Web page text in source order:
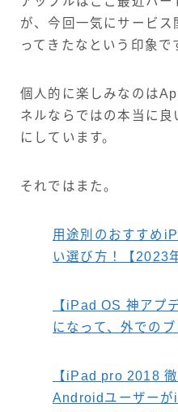
が、今回一気にサービス
ってきたなという印象で
個人的に楽しみなのは
ネルならではの本当に
にしています。
それではまた。
用途別のおすすめ
い選び方！【2023
【iPad OS 神アプ
になって、外でのブ
【iPad pro 2018 徹
Androidユーザーが